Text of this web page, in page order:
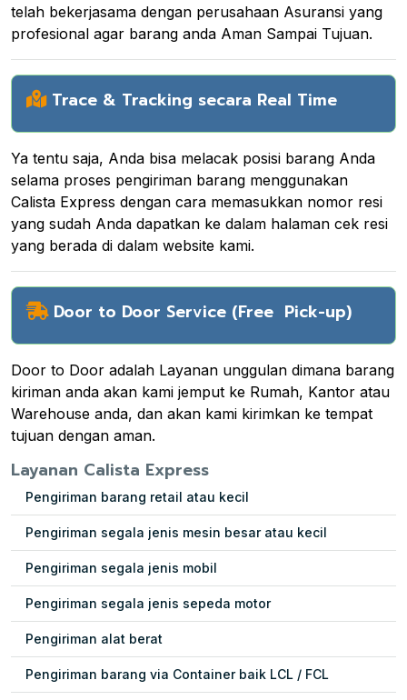
telah bekerjasama dengan perusahaan Asuransi yang
profesional agar barang anda Aman Sampai Tujuan.
Trace & Tracking secara Real Time
Ya tentu saja, Anda bisa melacak posisi barang Anda
selama proses pengiriman barang menggunakan
Calista Express dengan cara memasukkan nomor resi
yang sudah Anda dapatkan ke dalam halaman cek resi
yang berada di dalam website kami.
Door to Door Service (Free Pick-up)
Door to Door adalah Layanan unggulan dimana barang
kiriman anda akan kami jemput ke Rumah, Kantor atau
Warehouse anda, dan akan kami kirimkan ke tempat
tujuan dengan aman.
Layanan Calista Express
Pengiriman barang retail atau kecil
Pengiriman segala jenis mesin besar atau kecil
Pengiriman segala jenis mobil
Pengiriman segala jenis sepeda motor
Pengiriman alat berat
Pengiriman barang via Container baik LCL / FCL